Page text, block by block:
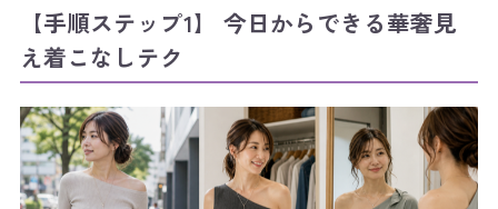
【手順ステップ1】 今日からできる華奢見
え着こなしテク